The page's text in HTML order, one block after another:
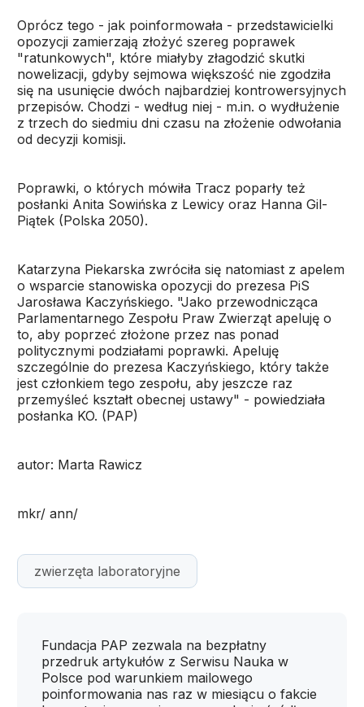
Oprócz tego - jak poinformowała - przedstawicielki
opozycji zamierzają złożyć szereg poprawek
"ratunkowych", które miałyby złagodzić skutki
nowelizacji, gdyby sejmowa większość nie zgodziła
się na usunięcie dwóch najbardziej kontrowersyjnych
przepisów. Chodzi - według niej - m.in. o wydłużenie
z trzech do siedmiu dni czasu na złożenie odwołania
od decyzji komisji.
Poprawki, o których mówiła Tracz poparły też
posłanki Anita Sowińska z Lewicy oraz Hanna Gil-
Piątek (Polska 2050).
Katarzyna Piekarska zwróciła się natomiast z apelem
o wsparcie stanowiska opozycji do prezesa PiS
Jarosława Kaczyńskiego. "Jako przewodnicząca
Parlamentarnego Zespołu Praw Zwierząt apeluję o
to, aby poprzeć złożone przez nas ponad
politycznymi podziałami poprawki. Apeluję
szczególnie do prezesa Kaczyńskiego, który także
jest członkiem tego zespołu, aby jeszcze raz
przemyśleć kształt obecnej ustawy" - powiedziała
posłanka KO. (PAP)
autor: Marta Rawicz
mkr/ ann/
zwierzęta laboratoryjne
Fundacja PAP zezwala na bezpłatny
przedruk artykułów z Serwisu Nauka w
Polsce pod warunkiem mailowego
poinformowania nas raz w miesiącu o fakcie